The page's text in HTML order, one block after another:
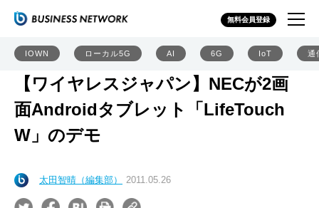
無料会員登録
IOWN ローカル5G AI 6G IoT 通
【ワイヤレスジャパン】NECが2画
面Androidタブレット「LifeTouch
W」のデモ
太田智晴（編集部） 2011.05.26